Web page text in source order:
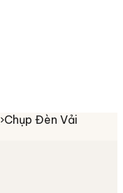
›Chụp Đèn Vải